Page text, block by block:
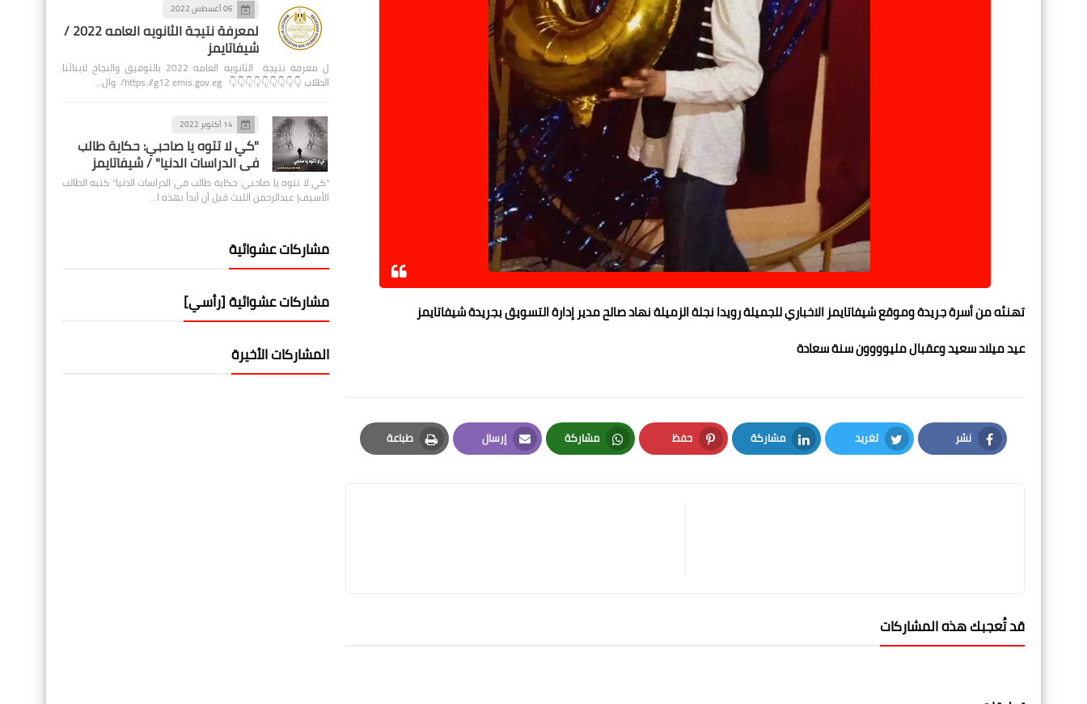
تهنئه من أسرة جريدة وموقع شيفاتايمز الاخباري للجميلة رويدا نجلة الزميلة نهاد صالح مدير إدارة التسويق بجريدة شيفاتايمز
عيد ميلاد سعيد وعقبال مليوووون سنة سعادة
نشر
Facebook
تغريد
Twitter
مشاركة
LinkedIn
حفظ
Pinterest
مشاركة
Whatsapp
إرسال
Email
طباعة
Print
قد تُعجبك هذه المشاركات
06 أغسطس 2022
لمعرفة نتيجة الثانويه العامه 2022 /
شيفاتايمز
ل معرفة نتيجة الثانويه العامه 2022 بالتوفيق والنجاح لابنائنا
الطلاب 👇👇👇👇👇👇👇👇👇 https://g12.emis.gov.eg/ وال…
14 أكتوبر 2022
"كي لا تتوه يا صاحبي: حكاية طالب
في الدراسات الدنيا" / شيفاتايمز
"كي لا تتوه يا صاحبي: حكاية طالب في الدراسات الدنيا" كتبه الطالب
الأسيف| عبدالرحمن الليث قبل أن أبدأ بهذه ا…
مشاركات عشوائية
مشاركات عشوائية [رأسي]
المشاركات الأخيرة